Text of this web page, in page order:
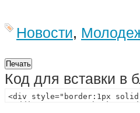
Новости,
Код для вставки в